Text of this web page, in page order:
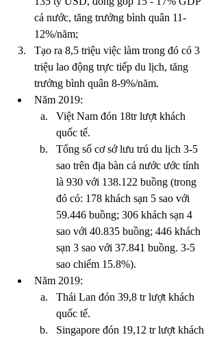
cả nước, tăng trưởng bình quân 11-
12%/năm;
Tạo ra 8,5 triệu việc làm trong đó có 3
triệu lao động trực tiếp du lịch, tăng
trưởng bình quân 8-9%/năm.
Năm 2019:
Việt Nam đón 18tr lượt khách
quốc tế.
Tổng số cơ sở lưu trú du lịch 3-5
sao trên địa bàn cả nước ước tính
là 930 với 138.122 buồng (trong
đó có: 178 khách sạn 5 sao với
59.446 buồng; 306 khách sạn 4
sao với 40.835 buồng; 446 khách
sạn 3 sao với 37.841 buồng. 3-5
sao chiếm 15.8%).
Năm 2019:
Thái Lan đón 39,8 tr lượt khách
quốc tế.
Singapore đón 19,12 tr lượt khách